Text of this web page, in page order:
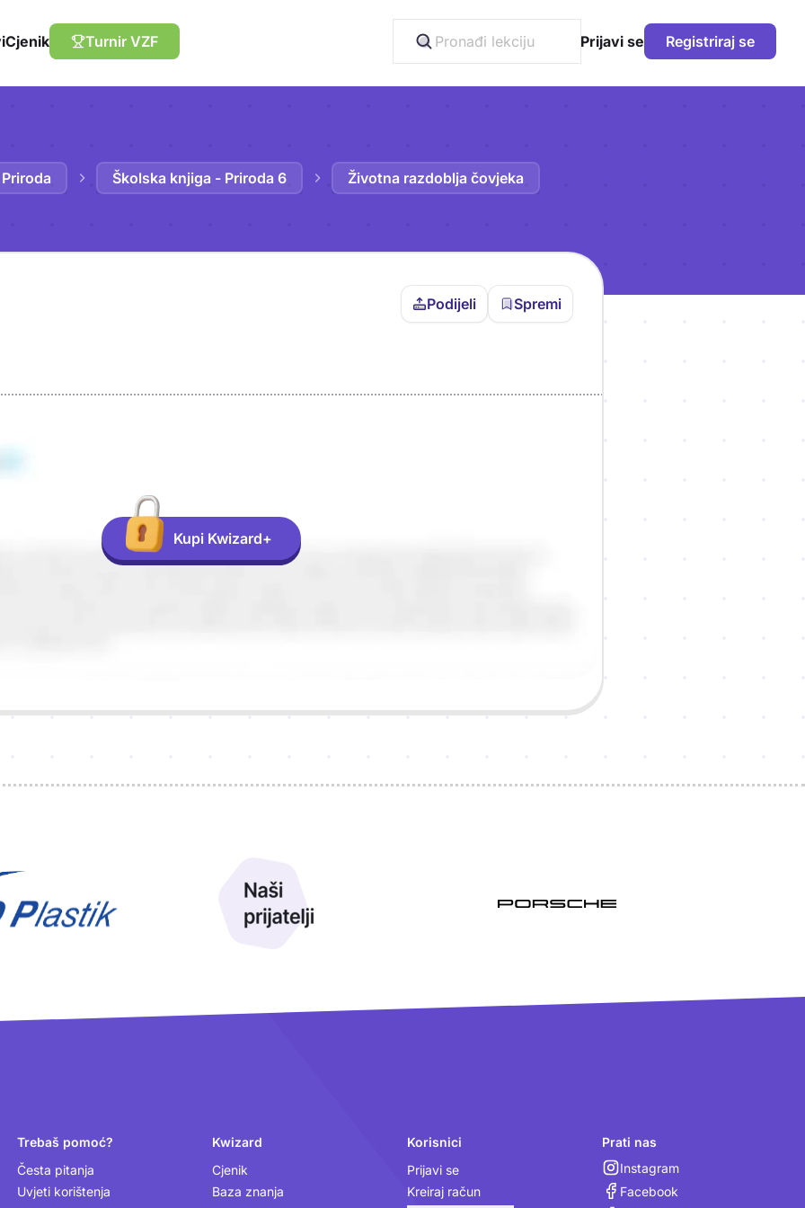
Cjenik Turnir VZF Prijavi se Registriraj se
Priroda Školska knjiga - Priroda 6 Životna razdoblja čovjeka
Podijeli Spremi
Kupi Kwizard+
Trebaš pomoć?
Česta pitanja
Uvjeti korištenja
Kwizard
Cjenik
Baza znanja
Korisnici
Prijavi se
Kreiraj račun
Prati nas
Instagram
Facebook